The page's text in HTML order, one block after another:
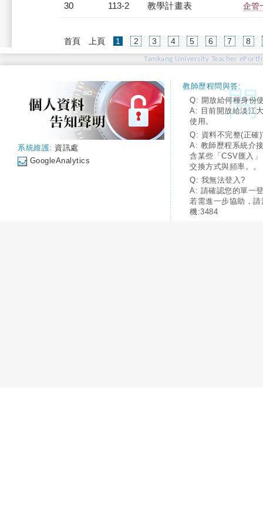
30 113-2 教學計畫表 企管
首頁 上頁 1 (current)
2 3 4 5 6 7 8
Tamkang University Teacher
系統維護: 資訊處
GoogleAnalytics
教師歷程問與答:
Q: 開放給何種身份
A: 目前開放給淡江
使用。
Q: 資料不完整(正確
A: 教師歷程系統介
含某些「CSV匯入
交換方式與頻率。。
Q: 我無法登入?
A: 請確認您的單一
若需進一步協助，
機:3484